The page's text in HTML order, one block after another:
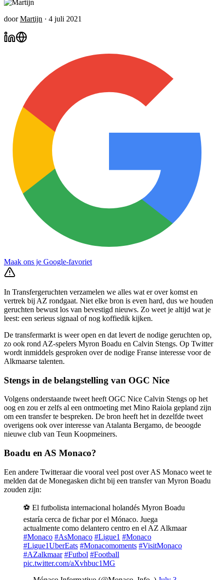
door Martijn · 4 juli 2021
Maak ons je Google-favoriet
In Transfergeruchten verzamelen we alles wat er over komst en
vertrek bij AZ rondgaat. Niet elke bron is even hard, dus we houden
geruchten bewust los van bevestigd nieuws. Zo weet je altijd wat je
leest: een serieus signaal of nog koffiedik kijken.
De transfermarkt is weer open en dat levert de nodige geruchten op,
zo ook rond AZ-spelers Myron Boadu en Calvin Stengs. Op Twitter
wordt inmiddels gesproken over de nodige Franse interesse voor de
Alkmaarse talenten.
Stengs in de belangstelling van OGC Nice
Volgens onderstaande tweet heeft OGC Nice Calvin Stengs op het
oog en zou er zelfs al een ontmoeting met Mino Raiola gepland zijn
om een transfer te bespreken. De bron heeft het in dezelfde tweet
overigens ook over interesse van Atalanta Bergamo, de beoogde
nieuwe club van Teun Koopmeiners.
Boadu en AS Monaco?
Een andere Twitteraar die vooral veel post over AS Monaco weet te
melden dat de Monegasken dicht bij een transfer van Myron Boadu
zouden zijn:
⚽️ El futbolista internacional holandés Myron Boadu
estaría cerca de fichar por el Mónaco. Juega
actualmente como delantero centro en el AZ Alkmaar
#Monaco #AsMonaco #Ligue1 #Monaco
#Ligue1UberEats #Monacomoments #VisitMonaco
#AZalkmaar #Futbol #Football
pic.twitter.com/aXvhbuc1MG